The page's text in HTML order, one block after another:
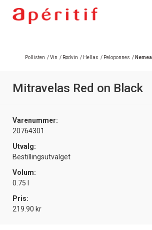
Pollisten /Vin / Rødvin / Hellas / Peloponnes / Nemea
Mitravelas Red on Black
Varenummer:
20764301
Utvalg:
Bestillingsutvalget
Volum:
0.75 l
Pris:
219.90 kr